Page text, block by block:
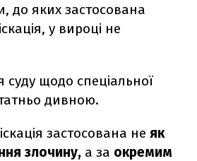
до яких застосована
у вироці не
суду щодо спеціальної
дивною.
застосована не як
злочину, а за окремим